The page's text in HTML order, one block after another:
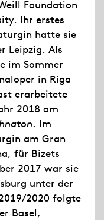
Foundation
Ihr erstes
hatte sie
Leipzig. Als
im Sommer
in Riga
erarbeitete
2018 am
. Im
am Gran
für Bizets
2017 war sie
unter der
2020 folgte
Basel,